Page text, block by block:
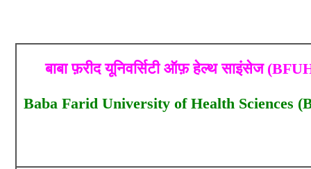
बाबा फ़रीद यूनिवर्सिटी ऑफ़ हेल्थ साइंसेज
Baba Farid University of Health Sciences